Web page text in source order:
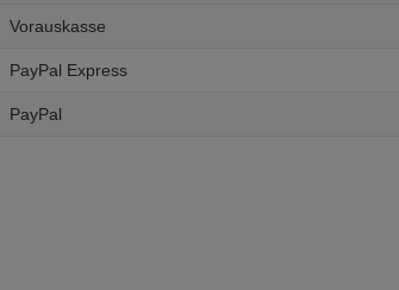
Vorauskasse
PayPal Express
PayPal